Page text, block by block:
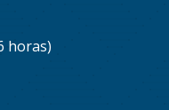
horas)